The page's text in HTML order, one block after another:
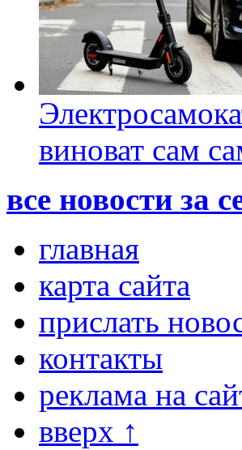
виноват сам
все новости за
главная
карта сайта
прислать
контакты
реклама на
вверх ↑